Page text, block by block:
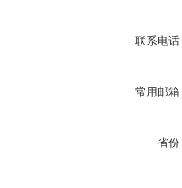
联系电话
常用邮箱
省份